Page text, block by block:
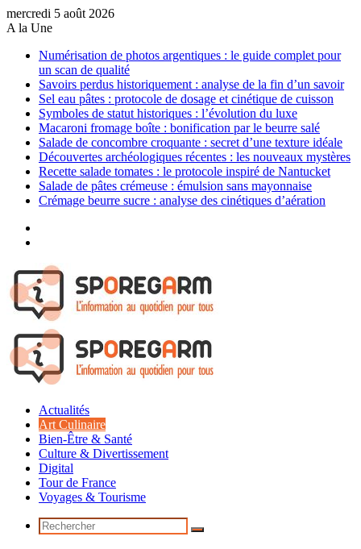
mercredi 5 août 2026
A la Une
Numérisation de photos argentiques : le guide complet pour
un scan de qualité
Savoirs perdus historiquement : analyse de la fin d’un savoir
Sel eau pâtes : protocole de dosage et cinétique de cuisson
Symboles de statut historiques : l’évolution du luxe
Macaroni fromage boîte : bonification par le beurre salé
Salade de concombre croquante : secret d’une texture idéale
Découvertes archéologiques récentes : les nouveaux mystères
Recette salade tomates : le protocole inspiré de Nantucket
Salade de pâtes crémeuse : émulsion sans mayonnaise
Crémage beurre sucre : analyse des cinétiques d’aération
Menu
Actualités
Art Culinaire
Bien-Être & Santé
Culture & Divertissement
Digital
Tour de France
Voyages & Tourisme
Rechercher